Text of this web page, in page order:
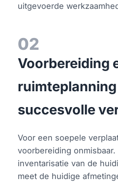
uitgevoerde
02
Voorbereiding
succesvolle
Voor een soepele
voorbereiding
inventarisatie van de
meet de huidige